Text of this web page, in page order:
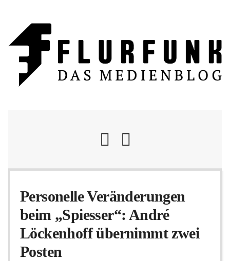
Nachrichten
Flurschelte
Personelle Veränderungen
beim „Spiesser“: André
Löckenhoff übernimmt zwei
Posten